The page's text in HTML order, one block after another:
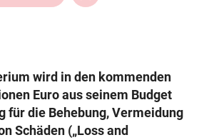
wird in den kommenden
Euro aus seinem Budget
für die Behebung, Vermeidung
Schäden („Loss and